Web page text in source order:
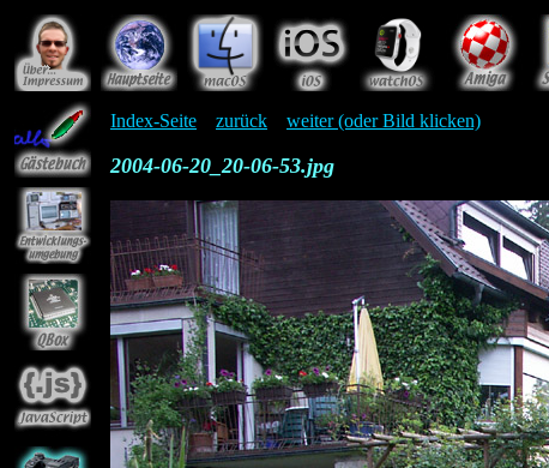
Index-Seite zurück weiter (oder Bild klicken)
2004-06-20_20-06-53.jpg